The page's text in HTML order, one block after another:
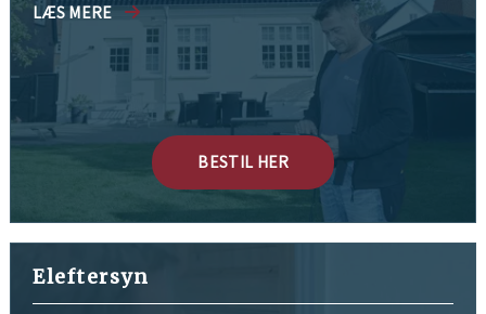
LÆS MERE
BESTIL HER
Eleftersyn